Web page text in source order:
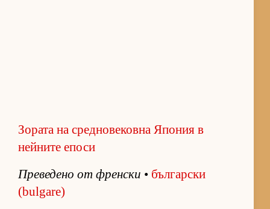
Зората на средновековна Япония в
нейните епоси
Пре­ве­дено от френ­ски • бъл­гар­ски
(bulgare)